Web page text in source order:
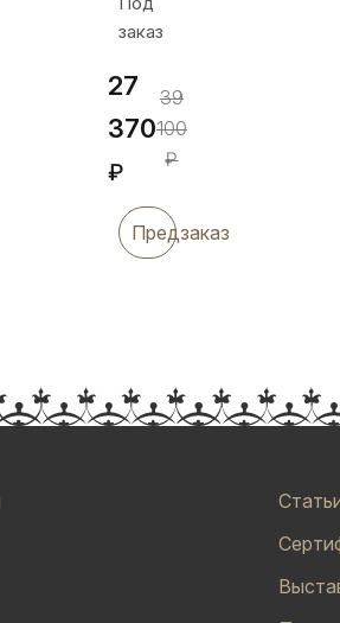
мл,
ст108
заказ
27
370
₽
39
100
₽
Предзаказ